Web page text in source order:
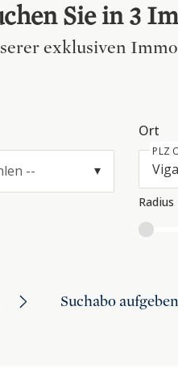
Sie in 3
exklusiven
--
Ort
PLZ
Radius
Suchabo